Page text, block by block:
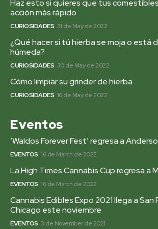
Haz esto si quieres que tus
acción más rápido
CURIOSIDADES 31 de May de 2022
¿Qué hacer si tú hierba se moja o está
húmeda?
CURIOSIDADES 30 de May de 2022
Cómo limpiar su grinder de hierba
CURIOSIDADES 16 de May de 2022
Eventos
‘Waldos Forever Fest’ regresa a
EVENTOS 16 de March de 2022
La High Times Cannabis Cup regresa a
EVENTOS 16 de March de 2022
Cannabis Edibles Expo 2021 llega a San
Chicago este noviembre
EVENTOS 3 de November de 2021